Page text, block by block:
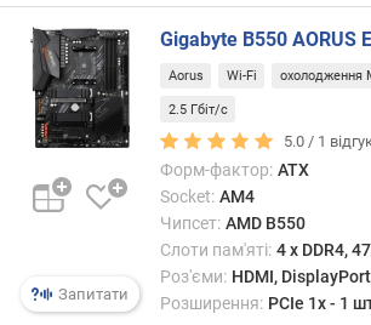
м
а
к
с
и
а
л
а
т
Запитати
Gigabyte B550 AORUS
Aorus Wi-Fi охолодження
2.5 Гбіт/с
5.0 / 1
Форм-фактор: ATX
Socket: AM4
Чипсет: AMD B550
Слоти пам'яті: 4 х DDR4,
Роз'єми: HDMI,
Розширення: PCIe 1x - 1